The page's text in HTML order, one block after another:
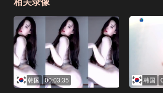
韩国 00:03:35 韩国